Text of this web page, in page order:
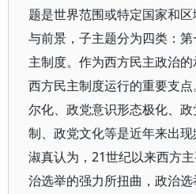
题是世界范围或特定国家和
与前景，子主题分为四类：
主制度。作为西方民主政治
西方民主制度运行的重要支
尔化、政党意识形态极化、
制、政党文化等是近年来出
淑真认为，21世纪以来西方
治选举的强力所扭曲，政治